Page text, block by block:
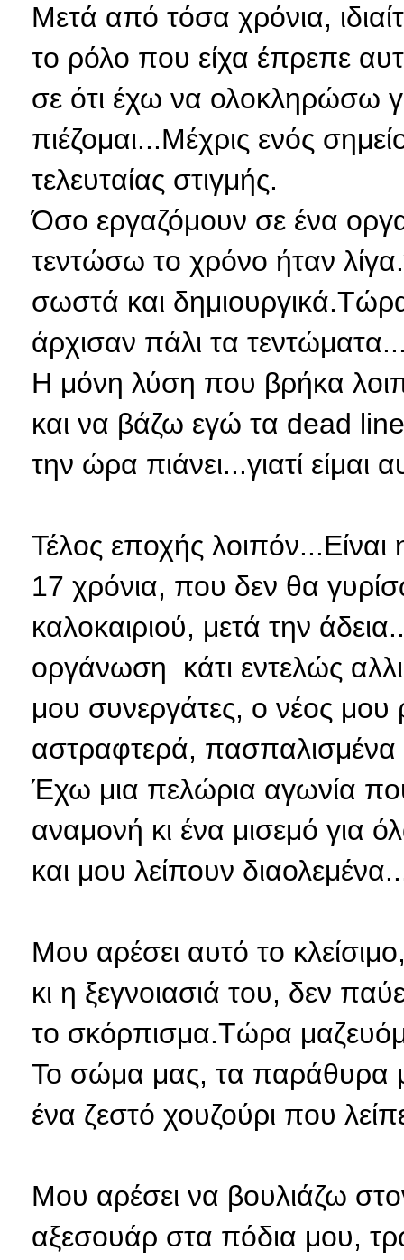
Μετά από τόσα χρόνια,
το ρόλο που είχα έπρεπε
σε ότι έχω να ολοκληρώσω
πιέζομαι...Μέχρις ενός
τελευταίας στιγμής.
Όσο εργαζόμουν σε ένα
τεντώσω το χρόνο ήταν
σωστά και
άρχισαν πάλι τα
Η μόνη λύση που βρήκα
και να βάζω εγώ τα dead
την ώρα πιάνει...γιατί
Τέλος εποχής
17 χρόνια, που δεν θα
καλοκαιριού, μετά την
οργάνωση κάτι εντελώς
μου συνεργάτες, ο νέος μου
αστραφτερά, πασπαλισμένα
Έχω μια πελώρια αγωνία
αναμονή κι ένα μισεμό για
και μου λείπουν
Μου αρέσει αυτό το
κι η ξεγνοιασιά του, δεν
το σκόρπισμα.Τώρα
Το σώμα μας, τα παράθυρα
ένα ζεστό χουζούρι που
Μου αρέσει να βουλιάζω
αξεσουάρ στα πόδια μου,